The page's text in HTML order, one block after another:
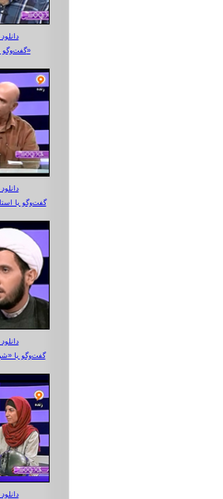
گفت‌وگو در رابطه با «عکاسی کوهستان»
گفت‌وگو با
گفت‌وگو با